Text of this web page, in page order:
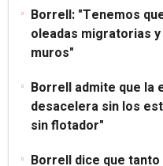
Borrell: "Tenemos
oleadas migratorias
muros"
Borrell admite que la
desacelera sin los
sin flotador"
Borrell dice que tanto